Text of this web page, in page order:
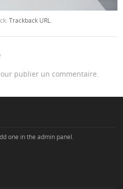
Trackback URL
publier un commentaire.
one in the admin panel.